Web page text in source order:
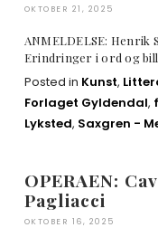
OKTOBER 21, 2025
ANMELDELSE:
Erindringer i ord
Posted in Kunst,
Forlaget Gyldendal,
Lyksted, Saxgren -
OPERAEN:
Pagliacci
OKTOBER 16, 2025